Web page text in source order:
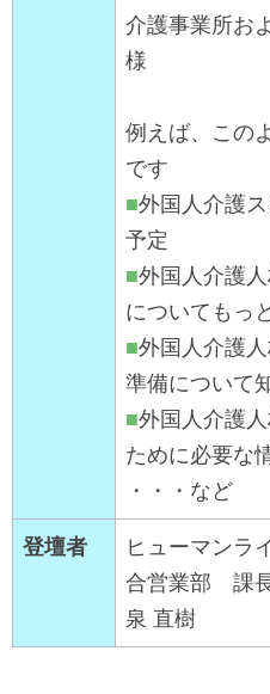
介護事業所お
様
例えば、この
です
■外国人介護
予定
■外国人介護
についてもっ
■外国人介護
準備について
■外国人介護
ために必要な
・・・など
登壇者
ヒューマンラ
合営業部 課
泉 直樹